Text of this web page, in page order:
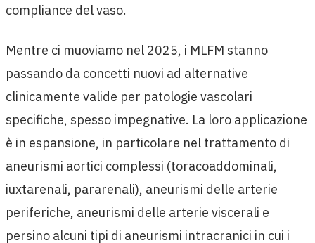
compliance del vaso.
Mentre ci muoviamo nel 2025, i MLFM stanno
passando da concetti nuovi ad alternative
clinicamente valide per patologie vascolari
specifiche, spesso impegnative. La loro applicazione
è in espansione, in particolare nel trattamento di
aneurismi aortici complessi (toracoaddominali,
iuxtarenali, pararenali), aneurismi delle arterie
periferiche, aneurismi delle arterie viscerali e
persino alcuni tipi di aneurismi intracranici in cui i